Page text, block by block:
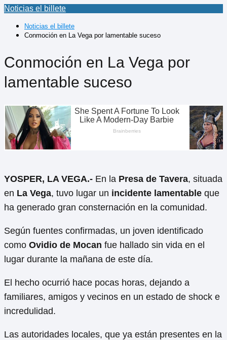
Noticias el billete
Noticias el billete
Conmoción en La Vega por lamentable suceso
Conmoción en La Vega por
lamentable suceso
YOSPER, LA VEGA.- En la Presa de Tavera, situada
en La Vega, tuvo lugar un incidente lamentable que
ha generado gran consternación en la comunidad.
Según fuentes confirmadas, un joven identificado
como Ovidio de Mocan fue hallado sin vida en el
lugar durante la mañana de este día.
El hecho ocurrió hace pocas horas, dejando a
familiares, amigos y vecinos en un estado de shock e
incredulidad.
Las autoridades locales, que ya están presentes en la